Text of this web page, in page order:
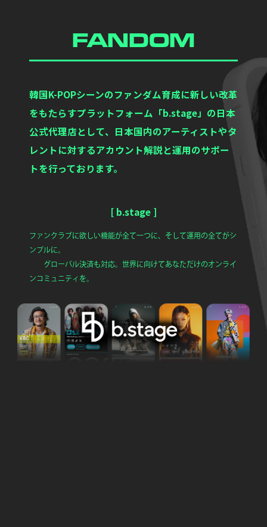
FANDOM
韓国K-POPシーンのファンダム育成に新しい改革
をもたらすプラットフォーム「b.stage」の日本
公式代理店として、日本国内のアーティストやタ
レントに対するアカウント解説と運用のサポー
トを行っております。
[ b.stage ]
ファンクラブに欲しい機能が全て一つに、そして運用の全てがシ
ンプルに。
グローバル決済も対応。世界に向けてあなただけのオンライ
ンコミュニティを。